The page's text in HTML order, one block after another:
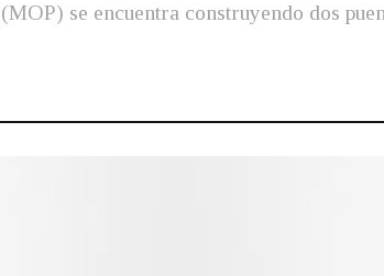
se encuentra construyendo dos